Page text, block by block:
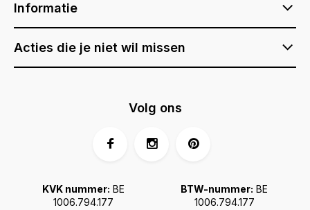
Informatie
Acties die je niet wil missen
KVK nummer: BE
1006.794.177
BTW-nummer: BE
1006.794.177
Volg ons